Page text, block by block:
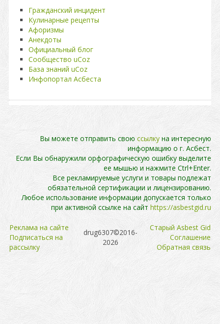
Гражданский инцидент
Кулинарные рецепты
Афоризмы
Анекдоты
Официальный блог
Сообщество uCoz
База знаний uCoz
Инфопортал Асбеста
Вы можете отправить свою ссылку на интересную
информацию о г. Асбест.
Если Вы обнаружили орфографическую ошибку выделите
ее мышью и нажмите Ctrl+Enter.
Все рекламируемые услуги и товары подлежат
обязательной сертификации и лицензированию.
Любое использование информации допускается только
при активной ссылке на сайт https://asbestgid.ru
Реклама на сайте
Подписаться на
рассылку
drug6307©2016-
2026
Cтарый Asbest Gid
Cоглашение
Обратная связь